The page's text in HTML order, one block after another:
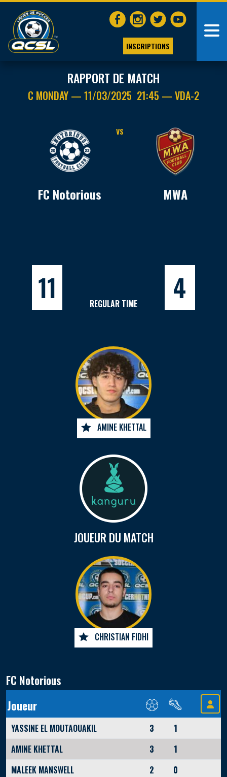
INSCRIPTIONS
RAPPORT DE MATCH
C MONDAY — 11/03/2025 21:45 — VDA-2
FC Notorious
VS
MWA
11 REGULAR TIME 4
AMINE KHETTAL
JOUEUR DU MATCH
CHRISTIAN FIDHI
FC Notorious
Joueur
YASSINE EL MOUTAOUAKIL 3
1
AMINE KHETTAL
3
1
MALEEK MANSWELL
2
0